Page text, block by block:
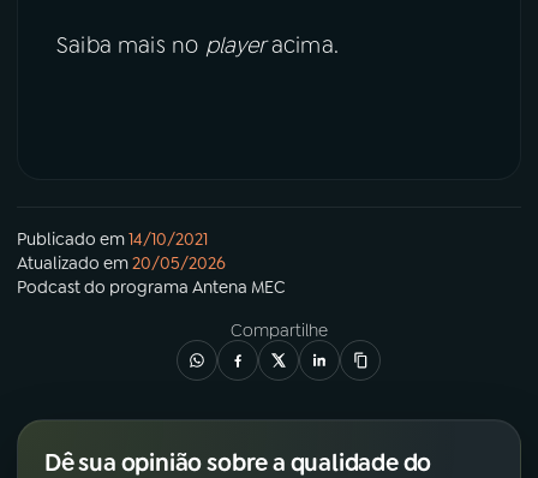
Saiba mais no playeracima.
Publicado em14/10/2021
Atualizado em20/05/2026
Podcastdo programa Antena MEC
Compartilhe
Dê sua opinião sobre a qualidade do